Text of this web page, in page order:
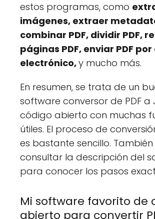
estos programas, como
imágenes, extraer
combinar PDF, dividir PDF,
páginas PDF, enviar PDF
electrónico,y mucho más.
En resumen, se trata de un
software conversor de PDF a
código abierto con muchas
útiles. El proceso de
es bastante sencillo.
consultar la descripción del
para conocer los pasos
Mi software favorito de
abierto para convertir